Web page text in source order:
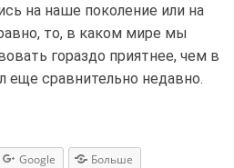
на наше поколение или на
то, в каком мире мы
гораздо приятнее, чем в
еще сравнительно недавно.
Google Больше